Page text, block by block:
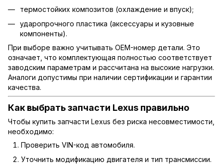
термостойких композитов (охлаждение и впуск);
ударопрочного пластика (аксессуары и кузовные
компоненты).
При выборе важно учитывать OEM-номер детали. Это
означает, что комплектующая полностью соответствует
заводским параметрам и рассчитана на высокие нагрузки.
Аналоги допустимы при наличии сертификации и гарантии
качества.
Как выбрать запчасти Lexus правильно
Чтобы купить запчасти Lexus без риска несовместимости,
необходимо:
Проверить VIN-код автомобиля.
Уточнить модификацию двигателя и тип трансмиссии.